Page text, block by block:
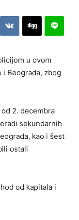
u ovom
Beograda, zbog
2. decembra
sekundarnih
kao i šest
ostali
od kapitala i